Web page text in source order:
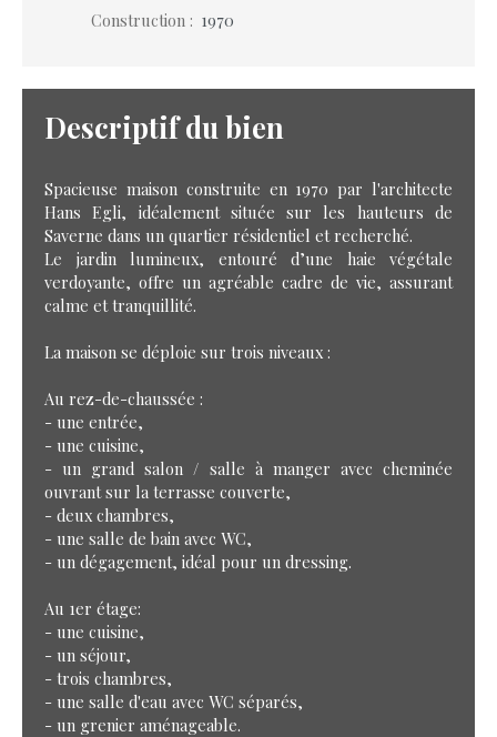
Construction : 1970
Descriptif du bien
Spacieuse maison construite en 1970 par l'architecte
Hans Egli, idéalement située sur les hauteurs de
Saverne dans un quartier résidentiel et recherché.
Le jardin lumineux, entouré d’une haie végétale
verdoyante, offre un agréable cadre de vie, assurant
calme et tranquillité.
La maison se déploie sur trois niveaux :
Au rez-de-chaussée :
- une entrée,
- une cuisine,
- un grand salon / salle à manger avec cheminée
ouvrant sur la terrasse couverte,
- deux chambres,
- une salle de bain avec WC,
- un dégagement, idéal pour un dressing.
Au 1er étage:
- une cuisine,
- un séjour,
- trois chambres,
- une salle d'eau avec WC séparés,
- un grenier aménageable.